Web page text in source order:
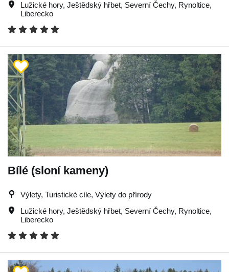
Lužické hory, Ještědský hřbet, Severní Čechy, Rynoltice,
Liberecko
Bílé (sloní kameny)
Výlety, Turistické cíle, Výlety do přírody
Lužické hory, Ještědský hřbet, Severní Čechy, Rynoltice,
Liberecko